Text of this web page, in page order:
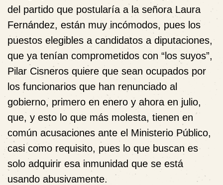
del partido que postularía a la señora Laura
Fernández, están muy incómodos, pues los
puestos elegibles a candidatos a diputaciones,
que ya tenían comprometidos con “los suyos”,
Pilar Cisneros quiere que sean ocupados por
los funcionarios que han renunciado al
gobierno, primero en enero y ahora en julio,
que, y esto lo que más molesta, tienen en
común acusaciones ante el Ministerio Público,
casi como requisito, pues lo que buscan es
solo adquirir esa inmunidad que se está
usando abusivamente.